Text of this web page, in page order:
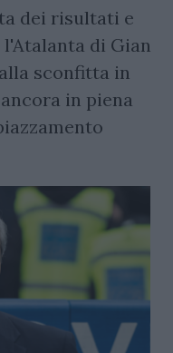
dei risultati e
di Gian
sconfitta in
in piena